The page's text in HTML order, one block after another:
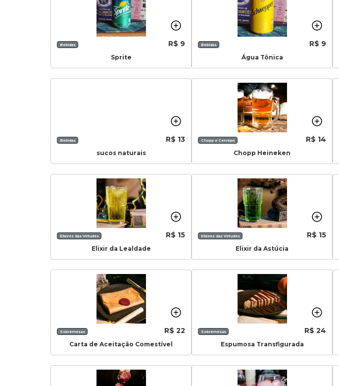
Bebidas R$ 9
Sprite
Bebidas R$ 9
Água Tônica
Bebidas R$ 13
sucos naturais
Chopp e Cervejas R$ 14
Chopp Heineken
Elixires das Virtudes R$ 15
Elixir da Lealdade
Elixires das Virtudes R$ 15
Elixir da Astúcia
Sobremesas R$ 22
Carta de Aceitação Comestível
Sobremesas R$ 24
Espumosa Transfigurada